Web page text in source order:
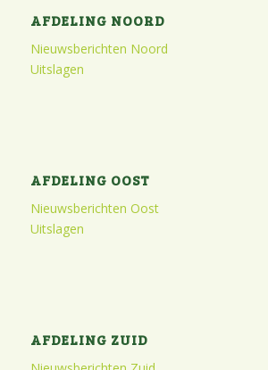
AFDELING NOORD
Nieuwsberichten Noord
Uitslagen
AFDELING OOST
Nieuwsberichten Oost
Uitslagen
AFDELING ZUID